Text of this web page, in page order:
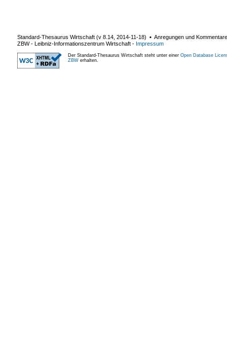
Standard-Thesaurus Wirtschaft (v 8.14 2014-11-18) ▪ Anregungen und
ZBW - Leibniz-Informationszentrum Wirtschaft - Impressum
Der Standard-Thesaurus Wirtschaft steht unter einer Open Database
ZBW erhalten.